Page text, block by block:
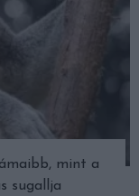
mint a
sugallja